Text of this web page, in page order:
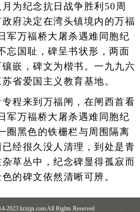
纪念抗日战争胜利50周
府决定在湾头镇境内的万福
军万福桥大屠杀遇难同胞纪
忘国耻，碑呈书状形，两面
嵌，碑文为楷书。一九九六
省爱国主义教育基地。
来到万福闸，在闸西首看
军万福桥大屠杀遇难同胞纪
圈黑色的铁栅栏与周围隔离
经很久没人清理，到处是青
草丛中，纪念碑显得孤寂而
的碑文依然清晰可辨。
2023 krzzjn.com All Rights Reserved